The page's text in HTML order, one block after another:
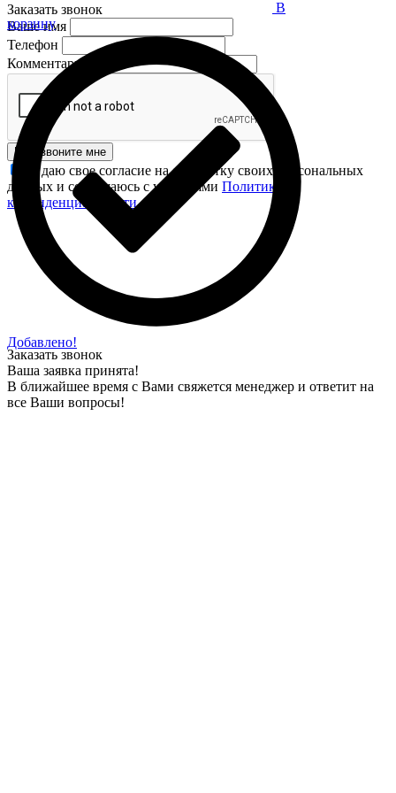
В
корзину
Добавлено!
Заказать звонок
Ваше имя
Телефон
Комментарий
Перезвоните мне
Я даю свое согласие на обработку своих персональных
данных и соглашаюсь с условиями Политики
конфиденциальности.
Заказать звонок
Ваша заявка принята!
В ближайшее время с Вами свяжется менеджер и ответит на
все Ваши вопросы!